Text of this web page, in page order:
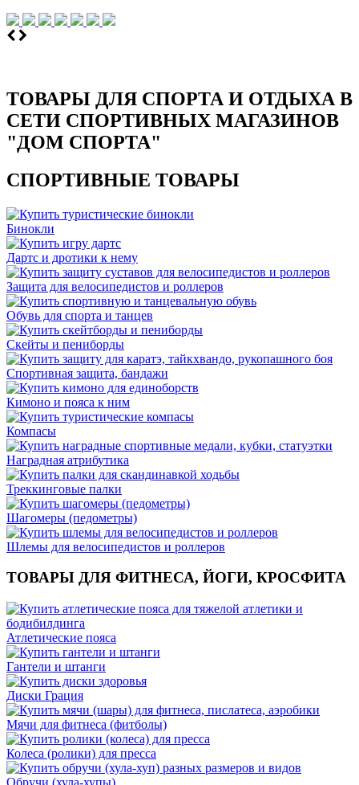
ТОВАРЫ ДЛЯ СПОРТА И ОТДЫХА В
СЕТИ СПОРТИВНЫХ МАГАЗИНОВ
"ДОМ СПОРТА"
СПОРТИВНЫЕ ТОВАРЫ
Бинокли
Дартс и дротики к нему
Защита для велосипедистов и роллеров
Обувь для спорта и танцев
Скейты и пениборды
Спортивная защита, бандажи
Кимоно и пояса к ним
Компасы
Наградная атрибутика
Треккинговые палки
Шагомеры (педометры)
Шлемы для велосипедистов и роллеров
ТОВАРЫ ДЛЯ ФИТНЕСА, ЙОГИ, КРОСФИТА
Атлетические пояса
Гантели и штанги
Диски Грация
Мячи для фитнеса (фитболы)
Колеса (ролики) для пресса